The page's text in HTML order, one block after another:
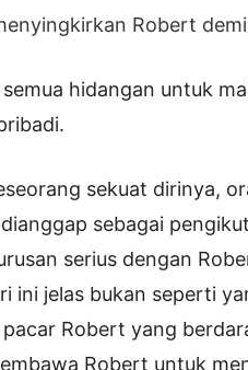
Robert
hidangan untuk
sekuat dirinya,
sebagai
serius dengan
ini jelas bukan seperti
Robert yang
Robert untuk